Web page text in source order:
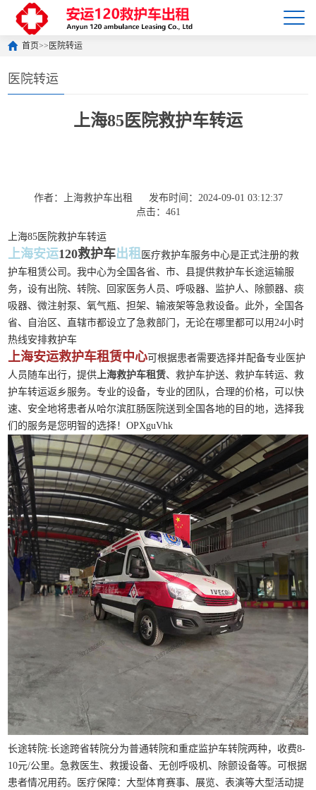
首页>> 医院转运
医院转运
上海85医院救护车转运
作者：上海救护车出租
发布时间：2024-09-01 03:12:37
点击：461
上海85医院救护车转运
上海安运120救护车出租 医疗救护车服务中心是正式注册的救
护车租赁公司。我中心为全国各省、市、县提供救护车长途运输服
务，设有出院、转院、回家医务人员、呼吸器、监护人、除颤器、痰
吸器、微注射泵、氧气瓶、担架、输液架等急救设备。此外，全国各
省、自治区、直辖市都设立了急救部门，无论在哪里都可以用24小时
热线安排救护车
上海安运救护车租赁中心可根据患者需要选择并配备专业医护
人员随车出行，提供上海救护车租赁、救护车护送、救护车转运、救
护车转运返乡服务。专业的设备，专业的团队，合理的价格，可以快
速、安全地将患者从哈尔滨肛肠医院送到全国各地的目的地，选择我
们的服务是您明智的选择！OPXguVhk
长途转院:长途跨省转院分为普通转院和重症监护车转院两种，收费8-
10元/公里。急救医生、救援设备、无创呼吸机、除颤设备等。可根据
患者情况用药。医疗保障：大型体育赛事、展览、表演等大型活动提